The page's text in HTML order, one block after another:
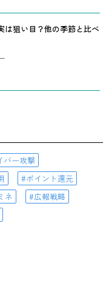
は狙い目？他の季節と比べ
バー攻撃
ポイント還元
ネ
広報戦略